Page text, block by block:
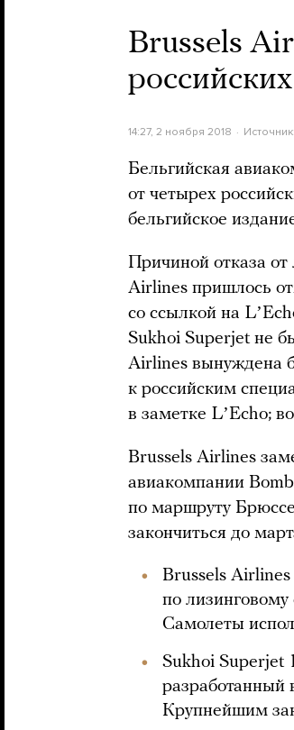
Brussels
14:27, 2 ноября 2018 Источник:
Бельгийская
от четырех
бельгийское
Причиной отказа от
Airlines пришлось
со ссылкой на
Sukhoi Superjet не
Airlines вынуждена
к российским
в заметке LʼEcho;
Brussels Airlines
авиакомпании
по маршруту
закончиться до
Brussels Airlines
по
Самолеты
Sukhoi Superjet
разработанный
Крупнейшим